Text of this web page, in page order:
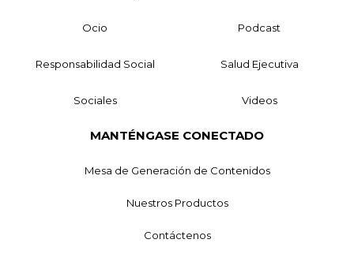
Ocio Podcast
Responsabilidad Social Salud Ejecutiva
Sociales Videos
MANTÉNGASE CONECTADO
Mesa de Generación de Contenidos
Nuestros Productos
Contáctenos